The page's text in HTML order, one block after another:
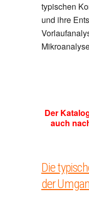
typischen
und ihre
Der
auch
Die
der